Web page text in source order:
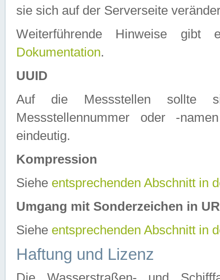
sie sich auf der Serverseite
Weiterführende Hinweise
Dokumentation.
UUID
Auf die Messstellen sollte
Messstellennummer oder -
eindeutig.
Kompression
Siehe entsprechenden Abschnitt in
Umgang mit Sonderzeichen in
Siehe entsprechenden Abschnitt in
Haftung und Lizenz